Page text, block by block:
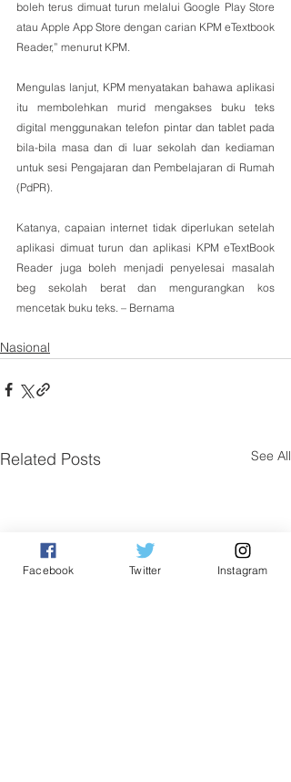
boleh terus dimuat turun melalui Google Play Store
atau Apple App Store dengan carian KPM eTextbook
Reader,” menurut KPM.
Mengulas lanjut, KPM menyatakan bahawa aplikasi
itu membolehkan murid mengakses buku teks
digital menggunakan telefon pintar dan tablet pada
bila-bila masa dan di luar sekolah dan kediaman
untuk sesi Pengajaran dan Pembelajaran di Rumah
(PdPR).
Katanya, capaian internet tidak diperlukan setelah
aplikasi dimuat turun dan aplikasi KPM eTextBook
Reader juga boleh menjadi penyelesai masalah
beg sekolah berat dan mengurangkan kos
mencetak buku teks. – Bernama
Nasional
Related Posts See All
Facebook Twitter Instagram